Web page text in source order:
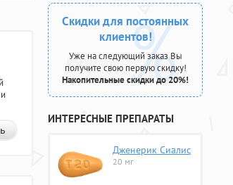
Скидки для постоянных
клиентов!
Уже на следующий заказ Вы
получите свою первую скидку!
Накопительные скидки до 20%!
ИНТЕРЕСНЫЕ ПРЕПАРАТЫ
Дженерик Сиалис
20 мг